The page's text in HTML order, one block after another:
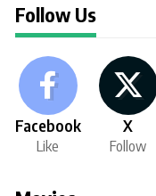
Follow Us
Facebook
Like
X
Follow